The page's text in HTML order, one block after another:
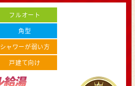
フルオート
角型
シャワーが弱い方
戸建て向け